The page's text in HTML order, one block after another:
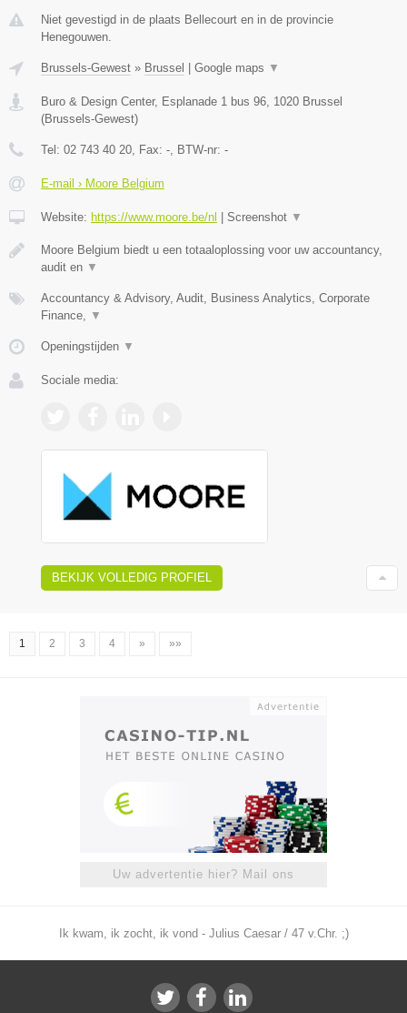
Niet gevestigd in de plaats Bellecourt en in de provincie
Henegouwen.
Brussels-Gewest » Brussel | Google maps ▼
Buro & Design Center, Esplanade 1 bus 96 1020 Brussel
(Brussels-Gewest)
Tel: 02 743 40 20 , Fax: - , BTW-nr: -
E-mail › Moore Belgium
Website: https://www.moore.be/nl | Screenshot ▼
Moore Belgium biedt u een totaaloplossing voor uw accountancy,
audit en ▼
Accountancy & Advisory, Audit, Business Analytics, Corporate
Finance,
▼
Openingstijden ▼
Sociale media:
BEKIJK VOLLEDIG PROFIEL
1 2 3 4 » »»
Uw advertentie hier? Mail ons
Ik kwam, ik zocht, ik vond - Julius Caesar / 47 v.Chr. ;)